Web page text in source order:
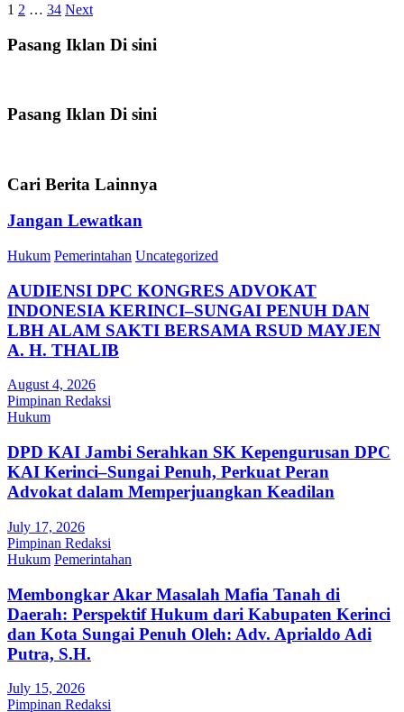
Posts
pagination
1 2 … 34 Next
Pasang Iklan Di sini
Pasang Iklan Di sini
Cari Berita Lainnya
Jangan Lewatkan
Hukum Pemerintahan Uncategorized
AUDIENSI DPC KONGRES ADVOKAT
INDONESIA KERINCI–SUNGAI PENUH DAN
LBH ALAM SAKTI BERSAMA RSUD MAYJEN
A. H. THALIB
August 4, 2026
Pimpinan Redaksi
Hukum
DPD KAI Jambi Serahkan SK Kepengurusan DPC
KAI Kerinci–Sungai Penuh, Perkuat Peran
Advokat dalam Memperjuangkan Keadilan
July 17, 2026
Pimpinan Redaksi
Hukum Pemerintahan
Membongkar Akar Masalah Mafia Tanah di
Daerah: Perspektif Hukum dari Kabupaten Kerinci
dan Kota Sungai Penuh Oleh: Adv. Aprialdo Adi
Putra, S.H.
July 15, 2026
Pimpinan Redaksi